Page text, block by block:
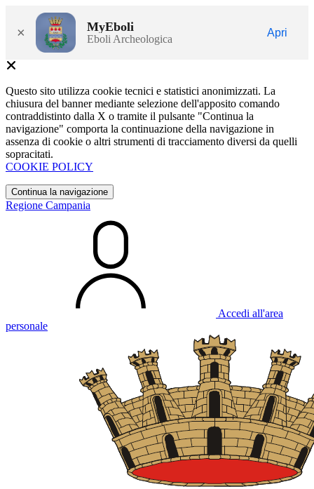
× MyEboli
Eboli Archeologica
Apri
Questo sito utilizza cookie tecnici e statistici anonimizzati. La
chiusura del banner mediante selezione dell'apposito comando
contraddistinto dalla X o tramite il pulsante "Continua la
navigazione" comporta la continuazione della navigazione in
assenza di cookie o altri strumenti di tracciamento diversi da quelli
sopracitati.
COOKIE POLICY
Continua la navigazione
Regione Campania
Accedi all'area
personale